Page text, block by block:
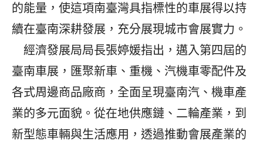
的能量，使這項南臺灣具指標性的車展得以持
續在臺南深耕發展，充分展現城市會展實力。
經濟發展局局長張婷媛指出，邁入第四屆的
臺南車展，匯聚新車、重機、汽機車零配件及
各式周邊商品廠商，全面呈現臺南汽、機車產
業的多元面貌。從在地供應鏈、二輪產業，到
新型態車輛與生活應用，透過推動會展產業的